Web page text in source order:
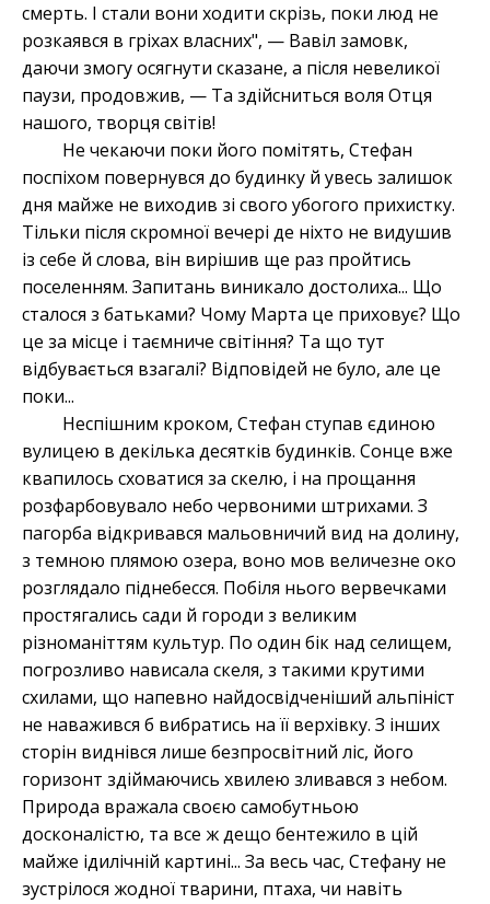
смерть. І стали вони ходити скрізь, поки люд не
розкаявся в гріхах власних", — Вавіл замовк,
даючи змогу осягнути сказане, а після невеликої
паузи, продовжив, — Та здійсниться воля Отця
нашого, творця світів!
Не чекаючи поки його помітять, Стефан
поспіхом повернувся до будинку й увесь залишок
дня майже не виходив зі свого убогого прихистку.
Тільки після скромної вечері де ніхто не видушив
із себе й слова, він вирішив ще раз пройтись
поселенням. Запитань виникало достолиха... Що
сталося з батьками? Чому Марта це приховує? Що
це за місце і таємниче світіння? Та що тут
відбувається взагалі? Відповідей не було, але це
поки...
Неспішним кроком, Стефан ступав єдиною
вулицею в декілька десятків будинків. Сонце вже
квапилось сховатися за скелю, і на прощання
розфарбовувало небо червоними штрихами. З
пагорба відкривався мальовничий вид на долину,
з темною плямою озера, воно мов величезне око
розглядало піднебесся. Побіля нього вервечками
простягались сади й городи з великим
різноманіттям культур. По один бік над селищем,
погрозливо нависала скеля, з такими крутими
схилами, що напевно найдосвідченіший альпініст
не наважився б вибратись на її верхівку. З інших
сторін виднівся лише безпросвітний ліс, його
горизонт здіймаючись хвилею зливався з небом.
Природа вражала своєю самобутньою
досконалістю, та все ж дещо бентежило в цій
майже ідилічній картині... За весь час, Стефану не
зустрілося жодної тварини, птаха, чи навіть